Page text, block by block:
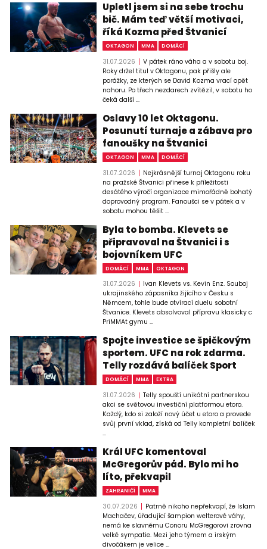
Upletl jsem si na sebe trochu
bič. Mám teď větší motivaci,
říká Kozma před Štvanicí
OKTAGON MMA DOMÁCÍ
31.07.2026
V pátek ráno váha a v sobotu boj.
Roky držel titul v Oktagonu, pak přišly ale
porážky, ze kterých se David Kozma vrací opět
nahoru. Po třech nezdarech zvítězil, v sobotu ho
čeká další ...
Oslavy 10 let Oktagonu.
Posunutí turnaje a zábava pro
fanoušky na Štvanici
OKTAGON MMA DOMÁCÍ
31.07.2026
Nejkrásnější turnaj Oktagonu roku
na pražské Štvanici přinese k příležitosti
desátého výročí organizace mimořádně bohatý
doprovodný program. Fanoušci se v pátek a v
sobotu mohou těšit ...
Byla to bomba. Klevets se
připravoval na Štvanici i s
bojovníkem UFC
DOMÁCÍ MMA OKTAGON
31.07.2026
Ivan Klevets vs. Kevin Enz. Souboj
ukrajinského zápasníka žijícího v Česku s
Němcem, tohle bude otvírací duelu sobotní
Štvanice. Klevets absolvoval přípravu klasicky c
PriMMAt gymu ...
Spojte investice se špičkovým
sportem. UFC na rok zdarma.
Telly rozdává balíček Sport
DOMÁCÍ MMA EXTRA
31.07.2026
Telly spouští unikátní partnerskou
akci se světovou investiční platformou etoro.
Každý, kdo si založí nový účet u etoro a provede
svůj první vklad, získá od Telly kompletní balíček
...
Král UFC komentoval
McGregorův pád. Bylo mi ho
líto, překvapil
ZAHRANIČÍ MMA
30.07.2026
Patrně nikoho nepřekvapí, že Islam
Machačev, úřadující šampion welterové váhy,
nemá ke slavnému Conoru McGregorovi zrovna
velké sympatie. Mezi jeho týmem a irským
divočákem je velice ...